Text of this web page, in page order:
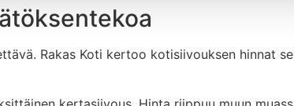
Rakas Koti kertoo kotisiivouksen hinnat